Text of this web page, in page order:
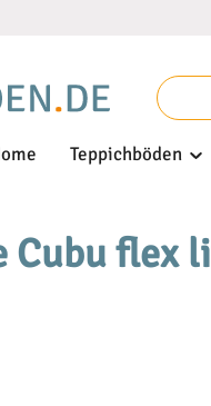
Teppichböden
flex